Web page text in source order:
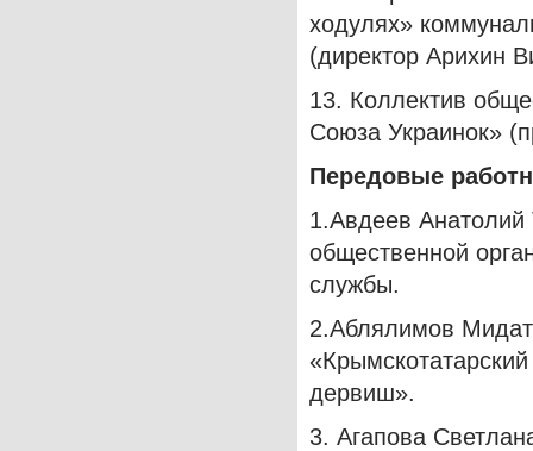
ходулях»
(директор Арихин
13. Коллектив
Союза Украинок»
Передовые
1.Авдеев
общественной
службы.
2.Аблялимов Мидат
дервиш».
3. Агапова